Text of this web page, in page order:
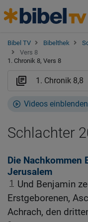
Bibel TV Bibelthek
Vers 8
1. Chronik 8, Vers 8
Videos einblenden
Schlachter
Die Nachkommen
Jerusalem
1
Und Benjamin
Erstgeborenen,
Achrach, den